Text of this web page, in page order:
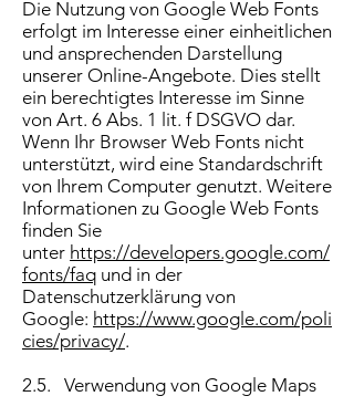
Die Nutzung von Google Web Fonts
erfolgt im Interesse einer einheitlichen
und ansprechenden Darstellung
unserer Online-Angebote. Dies stellt
ein berechtigtes Interesse im Sinne
von Art. 6 Abs. 1 lit. f DSGVO dar.
Wenn Ihr Browser Web Fonts nicht
unterstützt, wird eine Standardschrift
von Ihrem Computer genutzt. Weitere
Informationen zu Google Web Fonts
finden Sie
unter https://developers.google.com/
fonts/faq und in der
Datenschutzerklärung von
Google: https://www.google.com/poli
cies/privacy/.
2.5. Verwendung von Google Maps